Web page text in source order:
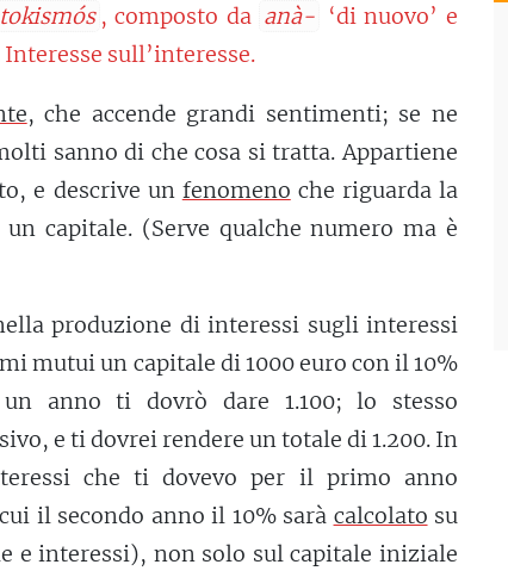
, composto da anà- ‘di nuovo’ e
Interesse sull’interesse.
, che accende grandi sentimenti; se ne
sanno di che cosa si tratta. Appartiene
e descrive un fenomeno che riguarda la
capitale. (Serve qualche numero ma è
produzione di interessi sugli interessi
mutui un capitale di 1000 euro con il 10%
anno ti dovrò dare 1.100; lo stesso
e ti dovrei rendere un totale di 1.200. In
che ti dovevo per il primo anno
il secondo anno il 10% sarà calcolato su
e interessi), non solo sul capitale iniziale